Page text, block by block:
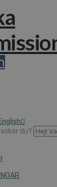
söker du?